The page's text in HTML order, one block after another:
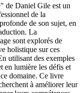
de Daniel Gile est un
de la
de son sujet, en
La
sont explorés de
holistique sur ces
utilisant des exemples
en lumière les défis et
domaine. Ce livre
à améliorer leur